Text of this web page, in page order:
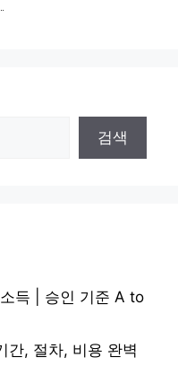
검색
득 | 승인 기준 A to
간, 절차, 비용 완벽